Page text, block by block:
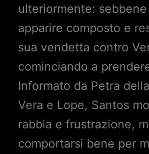
ulteriormente:
apparire composto e
sua vendetta contro
cominciando a
Informato da Petra
Vera e Lope, Santos
rabbia e frustrazione,
comportarsi bene per